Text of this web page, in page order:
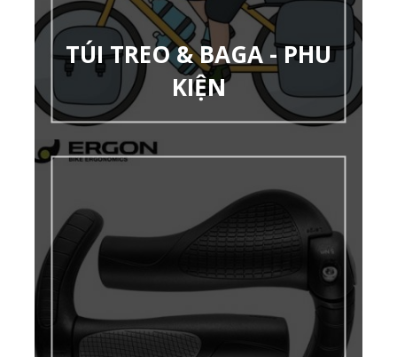
TÚI TREO & BAGA - PHU
KIỆN